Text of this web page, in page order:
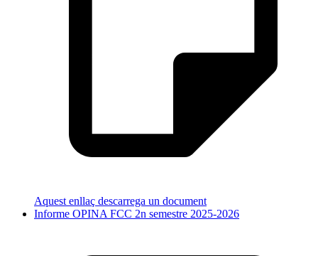
Aquest enllaç descarrega un document
Informe OPINA FCC 2n semestre 2025-2026